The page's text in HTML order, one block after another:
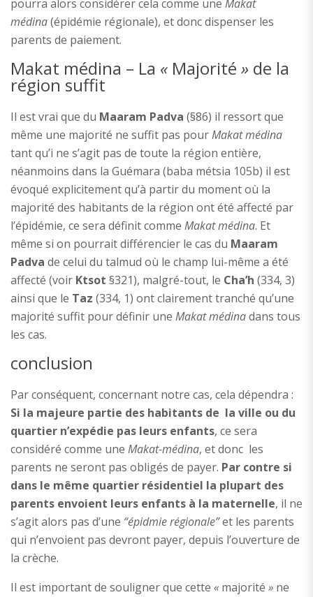
pourra alors considérer cela comme une Makat
médina(épidémie régionale), et donc dispenser les
parents de paiement.
Makat médina – La « Majorité » de la
région suffit
Il est vrai que du Maaram Padva (§86) il ressort que
même une majorité ne suffit pas pourMakat médina
tant qu’i ne s’agit pas de toute la région entière,
néanmoins dans la Guémara (baba métsia 105b) il est
évoqué explicitement qu’à partir du moment où la
majorité des habitants de la région ont été affecté par
l’épidémie, ce sera définit comme Makat médina. Et
même si on pourrait différencier le cas du Maaram
Padva de celui du talmud où le champ lui-même a été
affecté (voir Ktsot §321), malgré-tout, le Cha’h (334, 3)
ainsi que le Taz (334, 1) ont clairement tranché qu’une
majorité suffit pour définir une Makat médinadans tous
les cas.
conclusion
Par conséquent, concernant notre cas, cela dépendra :
Si la majeure partie des habitants de la ville ou du
quartier n’expédie pas leurs enfants, ce sera
considéré comme une Makat-médina, et donc les
parents ne seront pas obligés de payer. Par contre si
dans le même quartier résidentiel la plupart des
parents envoient leurs enfants à la maternelle, il ne
s’agit alors pas d’une “épidmie régionale”et les parents
qui n’envoient pas devront payer, depuis l’ouverture de
la crèche.
Il est important de souligner que cette « majorité » ne